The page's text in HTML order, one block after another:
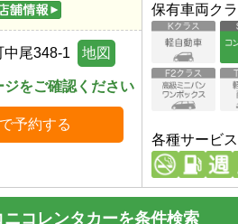
中尾348-1 地図
ジをご確認ください
予約する
保有車両ク
各種サービス
コレンタカーを条件検索